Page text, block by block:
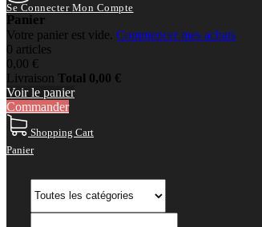
Se Connecter Mon Compte
Panier
Votre panier est vide. Commencer mes achats
0 articles
0,00 €
Livraison Total 0,00 €
Voir le panier
Commander
Shopping Cart
Panier